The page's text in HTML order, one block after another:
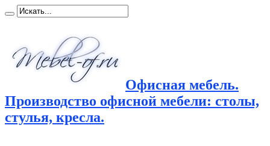
Офисная мебель.
Производство офисной мебели: столы,
стулья, кресла.